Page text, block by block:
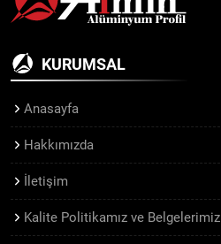
KURUMSAL
Anasayfa
Hakkımızda
İletişim
Kalite Politikamız ve Belgelerimiz